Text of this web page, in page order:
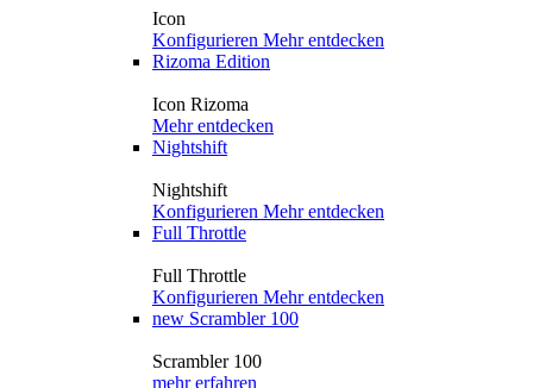
Icon
Konfigurieren Mehr entdecken
Rizoma Edition
Icon Rizoma
Mehr entdecken
Nightshift
Nightshift
Konfigurieren Mehr entdecken
Full Throttle
Full Throttle
Konfigurieren Mehr entdecken
new Scrambler 100
Scrambler 100
mehr erfahren